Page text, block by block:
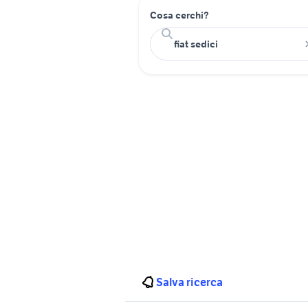
Cosa cerchi?
Salva ricerca